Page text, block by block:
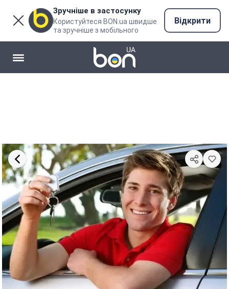
Зручніше в застосунку
Користуйтеся BON.ua швидше
та зручніше з мобільного
Відкрити